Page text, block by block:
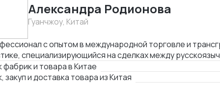
Александра Родионова
Гуанчжоу, Китай
с опытом в международной торговле и
специализирующийся на сделках между
клиентами. Я управляю отношениями с
контролирую логистику и обеспечиваю
фабрик и товара в Китае
закуп и доставка товара из Китая